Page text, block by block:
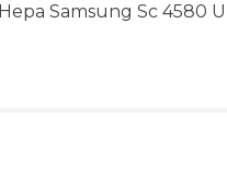
Hepa Samsung Sc 4580